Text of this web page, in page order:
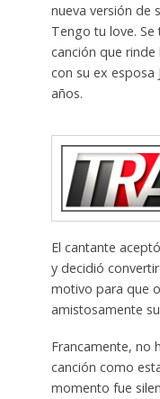
nueva versión de
Tengo tu love.
canción que
con su ex esposa
años.
El cantante
y decidió
motivo para que
amistosamente
Francamente, no
canción como
momento fue